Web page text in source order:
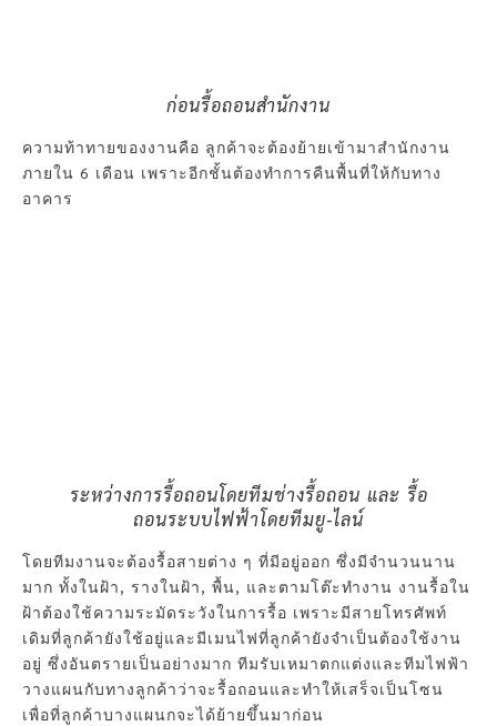
ก่อนรื้อถอนสำนักงาน
ความท้าทายของงานคือ ลูกค้าจะต้องย้ายเข้ามาสำนักงาน
ภายใน 6 เดือน เพราะอีกชั้นต้องทำการคืนพื้นที่ให้กับทาง
อาคาร
ระหว่างการรื้อถอนโดยทีมช่างรื้อถอน และ รื้อ
ถอนระบบไฟฟ้าโดยทีมยู-ไลน์
โดยทีมงานจะต้องรื้อสายต่าง ๆ ที่มีอยู่ออก ซึ่งมีจำนวนนาน
มาก ทั้งในฝ้า, รางในฝ้า, พื้น, และตามโต๊ะทำงาน งานรื้อใน
ฝ้าต้องใช้ความระมัดระวังในการรื้อ เพราะมีสายโทรศัพท์
เดิมที่ลูกค้ายังใช้อยู่และมีเมนไฟที่ลูกค้ายังจำเป็นต้องใช้งาน
อยู่ ซึ่งอันตรายเป็นอย่างมาก ทีมรับเหมาตกแต่งและทีมไฟฟ้า
วางแผนกับทางลูกค้าว่าจะรื้อถอนและทำให้เสร็จเป็นโซน
เพื่อที่ลูกค้าบางแผนกจะได้ย้ายขึ้นมาก่อน